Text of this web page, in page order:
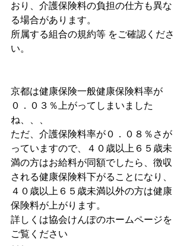
おり、介護保険料の負担の仕方も異な
る場合があります。
所属する組合の規約等 をご確認くださ
い。
京都は健康保険一般健康保険料率が
０．０３％上がってしまいました
ね、、、
ただ、介護保険料率が０．０８％さが
っていますので、４０歳以上６５歳未
満の方はお給料が同額でしたら、徴収
される健康保険料下がることになり、
４０歳以上６５歳未満以外の方は健康
保険料が上がります。
詳しくは協会けんぽのホームページを
ご覧ください